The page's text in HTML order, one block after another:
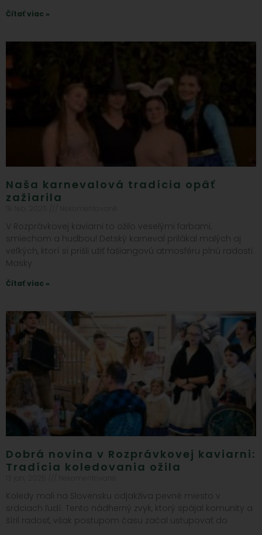
Čítať viac »
Naša karnevalová tradícia opäť
zažiarila
V Rozprávkovej kaviarni to ožilo veselými farbami,
smiechom a hudbou! Detský karneval prilákal malých aj
veľkých, ktorí si prišli užiť fašiangovú atmosféru plnú radosti.
Masky
Čítať viac »
Dobrá novina v Rozprávkovej kaviarni:
Tradícia koledovania ožila
Koledy mali na Slovensku odjakživa pevné miesto v
srdciach ľudí. Tento nádherný zvyk, ktorý spájal komunity a
šíril radosť, však postupom času začal ustupovať do